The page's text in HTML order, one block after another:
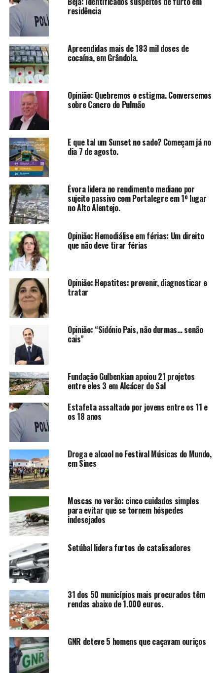
residência
Apreendidas mais de 183 mil doses de
cocaína, em Grândola.
Opinião: Quebremos o estigma. Conversemos
sobre Cancro do Pulmão
E que tal um Sunset no sado? Começam já no
dia 7 de agosto.
Évora lidera no rendimento mediano por
sujeito passivo com Portalegre em 1º lugar
no Alto Alentejo.
Opinião: Hemodiálise em férias: Um direito
que não deve tirar férias
Opinião: Hepatites: prevenir, diagnosticar e
tratar
Opinião: “Sidónio Pais, não durmas… senão
cais”
Fundação Gulbenkian apoiou 21 projetos
entre eles 3 em Alcácer do Sal
Estafeta assaltado por jovens entre os 11 e
os 18 anos
Droga e alcool no Festival Músicas do Mundo,
em Sines
Moscas no verão: cinco cuidados simples
para evitar que se tornem hóspedes
indesejados
Setúbal lidera furtos de catalisadores
31 dos 50 municípios mais procurados têm
rendas abaixo de 1.000 euros.
GNR deteve 5 homens que caçavam ouriços